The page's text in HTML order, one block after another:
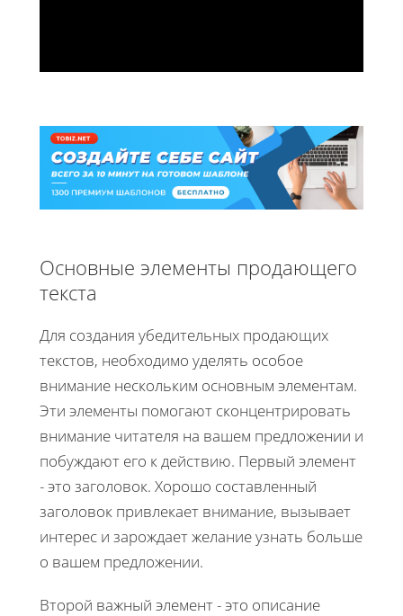
Основные элементы продающего
текста
Для создания убедительных продающих
текстов, необходимо уделять особое
внимание нескольким основным элементам.
Эти элементы помогают сконцентрировать
внимание читателя на вашем предложении и
побуждают его к действию. Первый элемент
- это заголовок. Хорошо составленный
заголовок привлекает внимание, вызывает
интерес и зарождает желание узнать больше
о вашем предложении.
Второй важный элемент - это описание